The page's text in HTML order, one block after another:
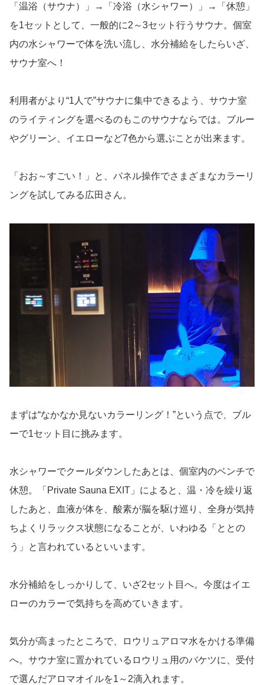
「温浴（サウナ）」→「冷浴（水シャワー）」→「休憩」
を1セットとして、一般的に2～3セット行うサウナ。個室
内の水シャワーで体を洗い流し、水分補給をしたらいざ、
サウナ室へ！
利用者がより“1人で”サウナに集中できるよう、サウナ室
のライティングを選べるのもこのサウナならでは。ブルー
やグリーン、イエローなど7色から選ぶことが出来ます。
「おお～すごい！」と、パネル操作でさまざまなカラーリ
ングを試してみる広田さん。
まずは“なかなか見ないカラーリング！”という点で、ブル
ーで1セット目に挑みます。
水シャワーでクールダウンしたあとは、個室内のベンチで
休憩。「Private Sauna EXIT」によると、温・冷を繰り返
したあと、血液が体を、酸素が脳を駆け巡り、全身が気持
ちよくリラックス状態になることが、いわゆる「ととの
う」と言われているといいます。
水分補給をしっかりして、いざ2セット目へ。今度はイエ
ローのカラーで気持ちを高めていきます。
気分が高まったところで、ロウリュアロマ水をかける準備
へ。サウナ室に置かれているロウリュ用のバケツに、受付
で選んだアロマオイルを1～2滴入れます。